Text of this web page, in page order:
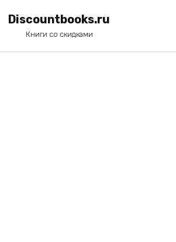
Discountbooks.ru
Книги со скидками